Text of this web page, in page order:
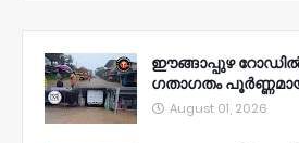
ഈങ്ങാപ്പുഴ റോഡിൽ
ഗതാഗതം
August 01, 2026